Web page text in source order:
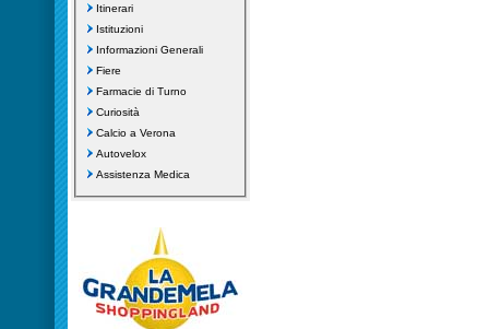
Itinerari
Istituzioni
Informazioni Generali
Fiere
Farmacie di Turno
Curiosità
Calcio a Verona
Autovelox
Assistenza Medica